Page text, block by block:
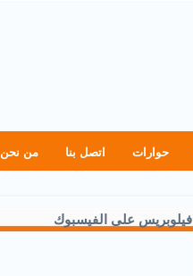
حوارات اتصل بنا من نحن
فيلوبريس على الفيسبوك